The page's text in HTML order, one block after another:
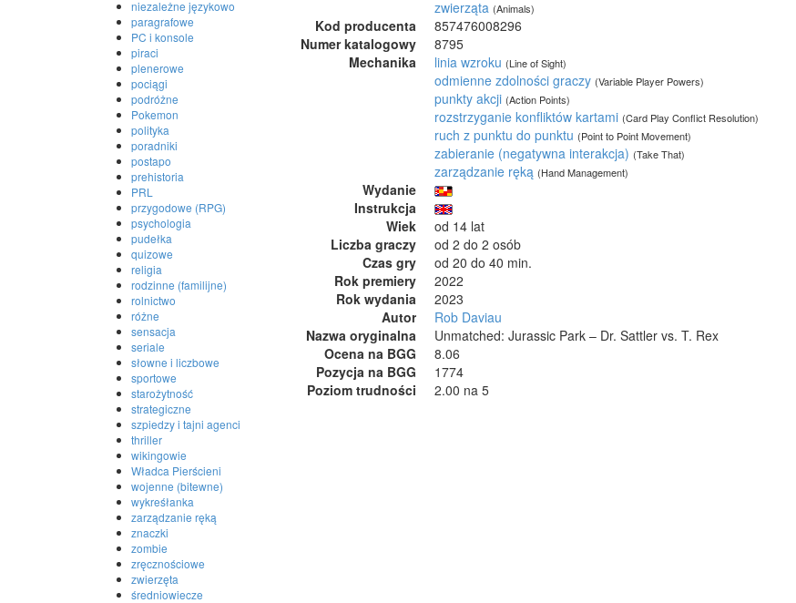
niezależne językowo
paragrafowe
PC i konsole
piraci
plenerowe
pociągi
podróżne
Pokemon
polityka
poradniki
postapo
prehistoria
PRL
przygodowe (RPG)
psychologia
pudełka
quizowe
religia
rodzinne (familijne)
rolnictwo
różne
sensacja
seriale
słowne i liczbowe
sportowe
starożytność
strategiczne
szpiedzy i tajni agenci
thriller
wikingowie
Władca Pierścieni
wojenne (bitewne)
wykreśłanka
zarządzanie ręką
znaczki
zombie
zręcznościowe
zwierzęta
średniowiecze
zwierząta (Animals)
Kod producenta
857476008296
Numer katalogowy
8795
Mechanika
linia wzroku (Line of Sight)
odmienne zdolności graczy (Variable Player Powers)
punkty akcji (Action Points)
rozstrzyganie konfliktów kartami (Card Play Conflict Resolution)
ruch z punktu do punktu (Point to Point Movement)
zabieranie (negatywna interakcja) (Take That)
zarządzanie ręką (Hand Management)
Wydanie
Instrukcja
Wiek
od 14 lat
Liczba graczy
od 2 do 2 osób
Czas gry
od 20 do 40 min.
Rok premiery
2022
Rok wydania
2023
Autor
Rob Daviau
Nazwa oryginalna
Unmatched: Jurassic Park – Dr. Sattler vs. T. Rex
Ocena na BGG
8.06
Pozycja na BGG
1774
Poziom trudności
2.00 na 5